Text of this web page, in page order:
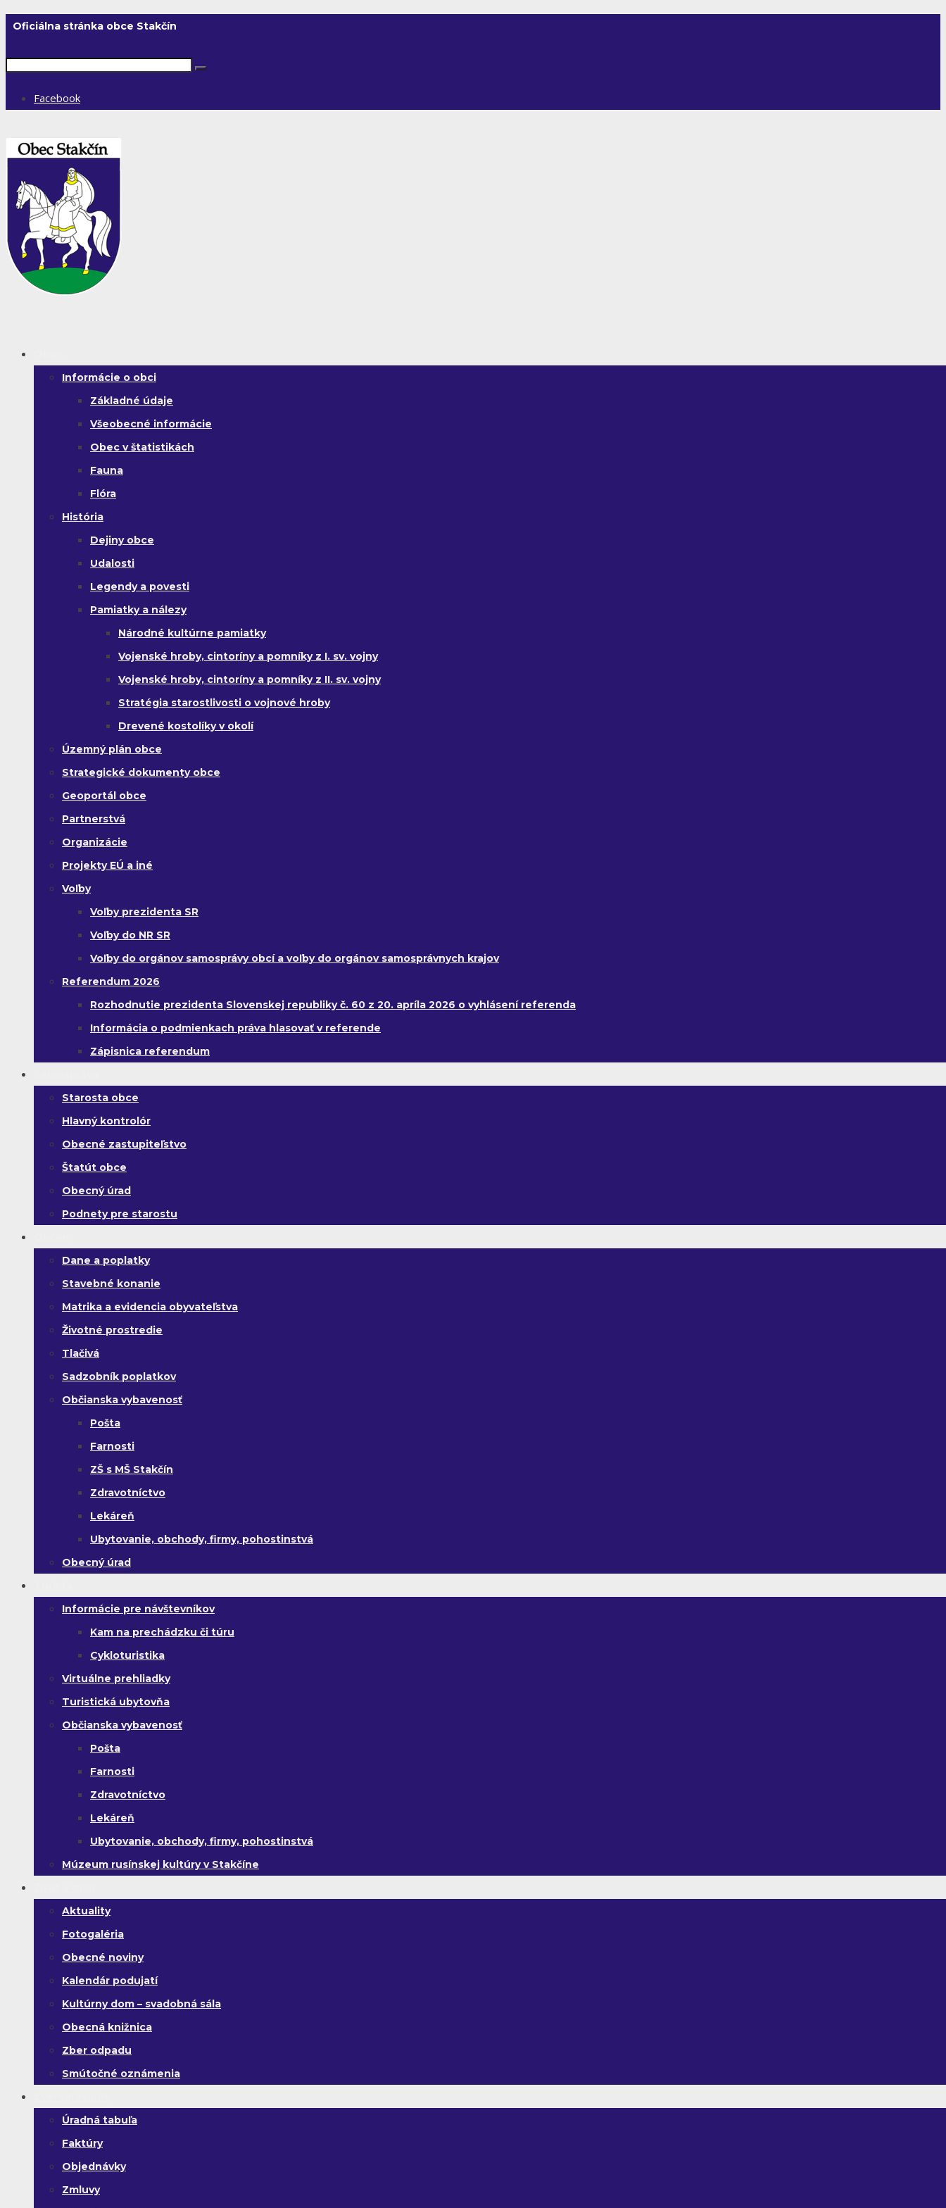
Oficiálna stránka obce Stakčín
Facebook
Informácie o obci
Základné údaje
Všeobecné informácie
Obec v štatistikách
Fauna
Flóra
História
Dejiny obce
Udalosti
Legendy a povesti
Pamiatky a nálezy
Národné kultúrne pamiatky
Vojenské hroby, cintoríny a pomníky z I. sv. vojny
Vojenské hroby, cintoríny a pomníky z II. sv. vojny
Stratégia starostlivosti o vojnové hroby
Drevené kostolíky v okolí
Územný plán obce
Strategické dokumenty obce
Geoportál obce
Partnerstvá
Organizácie
Projekty EÚ a iné
Voľby
Voľby prezidenta SR
Voľby do NR SR
Voľby do orgánov samosprávy obcí a voľby do orgánov samosprávnych krajov
Referendum 2026
Rozhodnutie prezidenta Slovenskej republiky č. 60 z 20. apríla 2026 o vyhlásení referenda
Informácia o podmienkach práva hlasovať v referende
Zápisnica referendum
Starosta obce
Hlavný kontrolór
Obecné zastupiteľstvo
Štatút obce
Obecný úrad
Podnety pre starostu
Dane a poplatky
Stavebné konanie
Matrika a evidencia obyvateľstva
Životné prostredie
Tlačivá
Sadzobník poplatkov
Občianska vybavenosť
Pošta
Farnosti
ZŠ s MŠ Stakčín
Zdravotníctvo
Lekáreň
Ubytovanie, obchody, firmy, pohostinstvá
Obecný úrad
Informácie pre návštevníkov
Kam na prechádzku či túru
Cykloturistika
Virtuálne prehliadky
Turistická ubytovňa
Občianska vybavenosť
Pošta
Farnosti
Zdravotníctvo
Lekáreň
Ubytovanie, obchody, firmy, pohostinstvá
Múzeum rusínskej kultúry v Stakčíne
Aktuality
Fotogaléria
Obecné noviny
Kalendár podujatí
Kultúrny dom – svadobná sála
Obecná knižnica
Zber odpadu
Smútočné oznámenia
Úradná tabuľa
Faktúry
Objednávky
Zmluvy